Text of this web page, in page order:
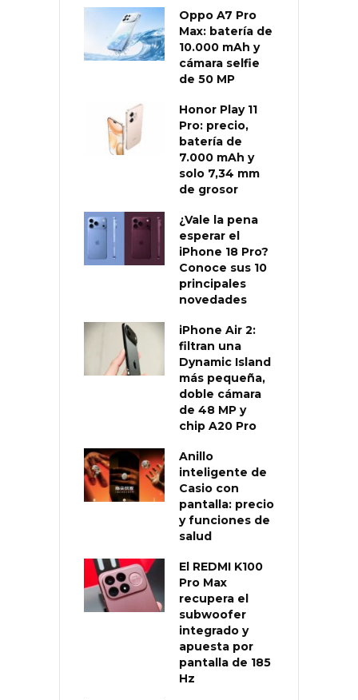
Oppo A7 Pro
Max: batería de
10.000 mAh y
cámara selfie
de 50 MP
Honor Play 11
Pro: precio,
batería de
7.000 mAh y
solo 7,34 mm
de grosor
¿Vale la pena
esperar el
iPhone 18 Pro?
Conoce sus 10
principales
novedades
iPhone Air 2:
filtran una
Dynamic Island
más pequeña,
doble cámara
de 48 MP y
chip A20 Pro
Anillo
inteligente de
Casio con
pantalla: precio
y funciones de
salud
El REDMI K100
Pro Max
recupera el
subwoofer
integrado y
apuesta por
pantalla de 185
Hz